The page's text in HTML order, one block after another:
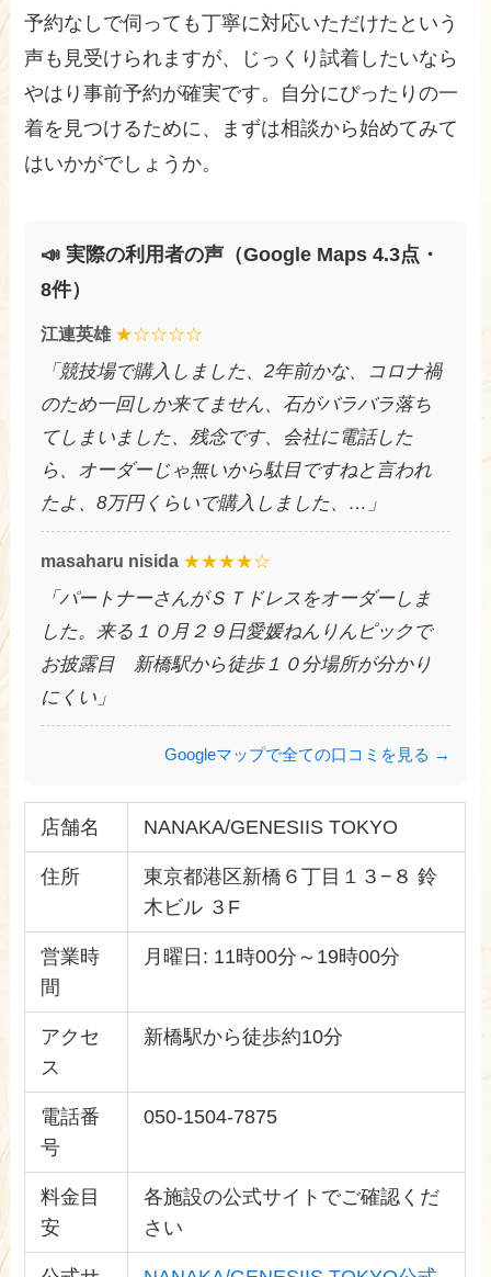
予約なしで伺っても丁寧に対応いただけたという
声も見受けられますが、じっくり試着したいなら
やはり事前予約が確実です。自分にぴったりの一
着を見つけるために、まずは相談から始めてみて
はいかがでしょうか。
📣 実際の利用者の声（Google Maps 4.3点・
8件）
江連英雄 ★☆☆☆☆
「競技場で購入しました、2年前かな、コロナ禍
のため一回しか来てません、石がバラバラ落ち
てしまいました、残念です、会社に電話した
ら、オーダーじゃ無いから駄目ですねと言われ
たよ、8万円くらいで購入しました、…」
masaharu nisida ★★★★☆
「パートナーさんがＳＴドレスをオーダーしま
した。来る１０月２９日愛媛ねんりんピックで
お披露目 新橋駅から徒歩１０分場所が分かり
にくい」
Googleマップで全ての口コミを見る →
店舗名 NANAKA/GENESIIS TOKYO
住所
東京都港区新橋６丁目１３−８ 鈴
木ビル ３F
営業時
間
月曜日: 11時00分～19時00分
アクセ
ス
新橋駅から徒歩約10分
電話番
号
050-1504-7875
料金目
安
各施設の公式サイトでご確認くだ
さい